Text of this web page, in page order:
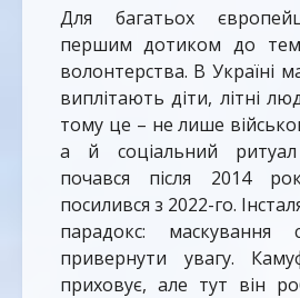
Для багатьох
першим дотиком до
волонтерства. В Україні
виплітають діти, літні
тому це – не лише
а й соціальний
почався після 2014
посилився з 2022-го.
парадокс: маскування
привернути увагу.
приховує, але тут він